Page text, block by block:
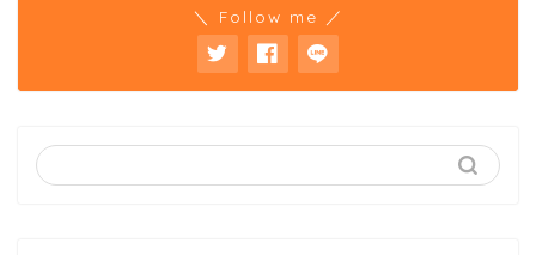
＼ Follow me ／